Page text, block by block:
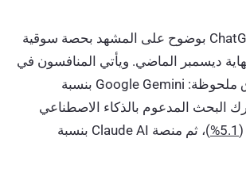
ج: نعم، يهيمن ChatGPT بوضوح على المشهد بحصة سوقية
ديسمبر الماضي. ويأتي المنافسون في
مراكز تالية بفوارق ملحوظة: Google Gemini بنسبة
البحث المدعوم بالذكاء الاصطناعي
5.1%
)، ثم منصة Claude AI بنسبة